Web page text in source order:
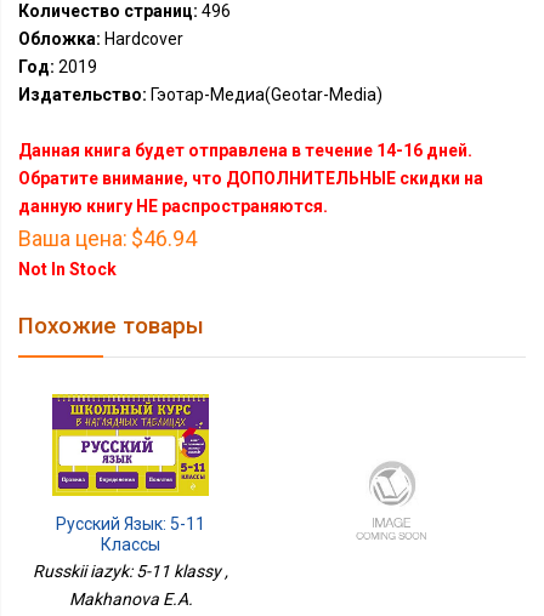
Количество страниц: 496
Обложка: Hardcover
Год: 2019
Издательство: Гэотар-Медиа(Geotar-Media)
Данная книга будет отправлена в течение 14-16 дней.
Обратите внимание, что ДОПОЛНИТЕЛЬНЫЕ скидки на
данную книгу НЕ распространяются.
Ваша цена: $46.94
Not In Stock
Похожие товары
Русский Язык: 5-11
Классы
Russkii iazyk: 5-11 klassy ,
Makhanova E.A.